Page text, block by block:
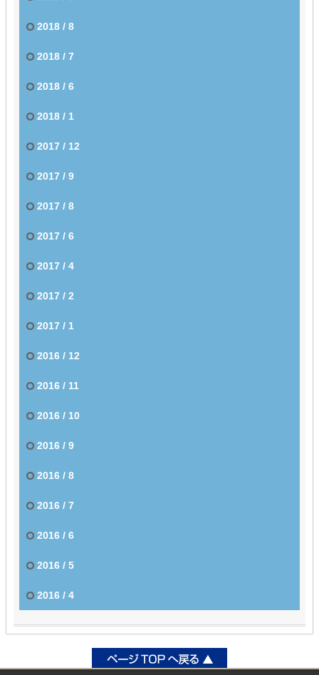
2018 / 8
2018 / 7
2018 / 6
2018 / 1
2017 / 12
2017 / 9
2017 / 8
2017 / 6
2017 / 4
2017 / 2
2017 / 1
2016 / 12
2016 / 11
2016 / 10
2016 / 9
2016 / 8
2016 / 7
2016 / 6
2016 / 5
2016 / 4